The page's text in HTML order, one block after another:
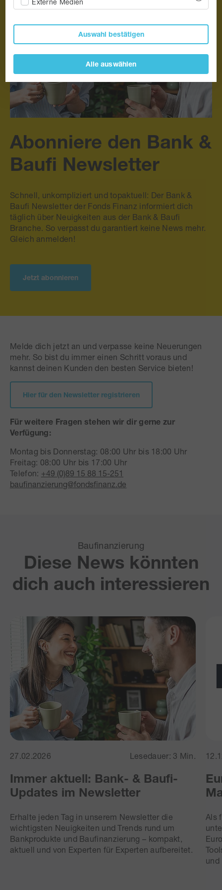
Abonniere den Bank &
Baufi Newsletter
Schnell, unkompliziert und topaktuell: Der Bank &
Baufi Newsletter der Fonds Finanz informiert dich
täglich über Neuigkeiten aus der Bank & Baufi
Branche. So verpasst du garantiert keine News mehr.
Gleich anmelden!
Jetzt abonnieren
Melde dich jetzt an und verpasse keine Neuerungen
mehr. So bist du immer einen Schritt voraus und
kannst deinen Kunden den besten Service bieten!
Hier für den Newsletter registrieren
Für weitere Fragen stehen wir dir gerne zur
Verfügung:
Montag bis Donnerstag: 08:00 Uhr bis 18:00 Uhr
Freitag: 08:00 Uhr bis 17:00 Uhr
Telefon: +49 (0)89 15 88 15-251
baufinanzierung@fondsfinanz.de
Baufinanzierung
Diese News könnten
dich auch interessieren
27.02.2026 Lesedauer: 3 Min.
Immer aktuell: Bank- & Baufi-
Updates im Newsletter
Erhalte jeden Tag in unserem Newsletter die
wichtigsten Neuigkeiten und Trends rund um
Bankprodukte und Baufinanzierung – kompakt,
aktuell und von Experten für Experten aufbereitet.
Als
und
Auswahl bestätigen
Alle auswählen